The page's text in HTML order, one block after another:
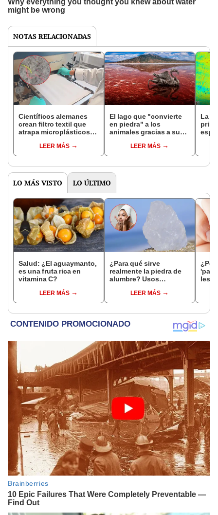
NOTAS RELACIONADAS
Científicos alemanes
crean filtro textil que
atrapa microplásticos
de eficaciaLEER MÁS
El lago que "convierte
en piedra" a los
animales gracias a sus
componente clave en la
momificación egipcia
LEER MÁS
La
por
LO MÁS VISTO LO ÚLTIMO
Salud: ¿El aguaymanto,
es una fruta rica en
vitamina C?
LEER MÁS
¿Para qué sirve
realmente la piedra de
alumbre? Usos
precauciones que
debes conocer
LEER MÁS
¿Por